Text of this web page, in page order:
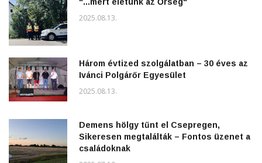
2025.08.13.
Három évtized szolgálatban – 30 éves az
Ivánci Polgárőr Egyesület
2025.08.13.
Demens hölgy tűnt el Csepregen,
Sikeresen megtalálták – Fontos üzenet a
családoknak